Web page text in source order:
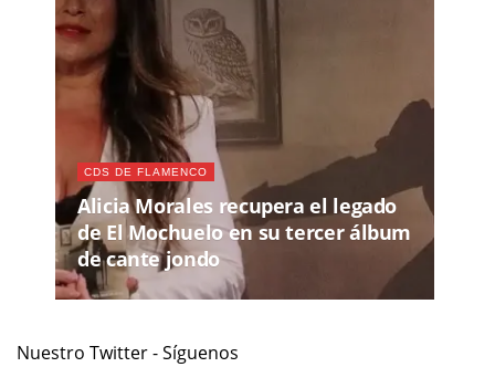
CDS DE FLAMENCO
Alicia Morales recupera el legado
de El Mochuelo en su tercer álbum
de cante jondo
Nuestro Twitter - Síguenos